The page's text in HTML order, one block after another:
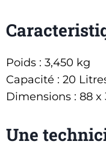
Poids : 3,450 kg
Capacité : 20
Dimensions : 88 x
Une